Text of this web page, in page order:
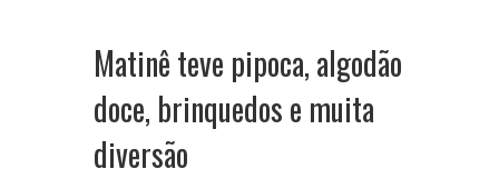
Matinê teve pipoca, algodão
doce, brinquedos e muita
diversão